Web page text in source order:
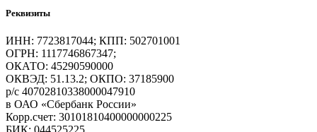
Реквизиты
ИНН: 7723817044; КПП: 502701001
ОГРН: 1117746867347;
ОКАТО: 45290590000
ОКВЭД: 51.13.2; ОКПО: 37185900
р/с 40702810338000047910
в ОАО «Сбербанк России»
Корр.счет: 30101810400000000225
БИК: 044525225